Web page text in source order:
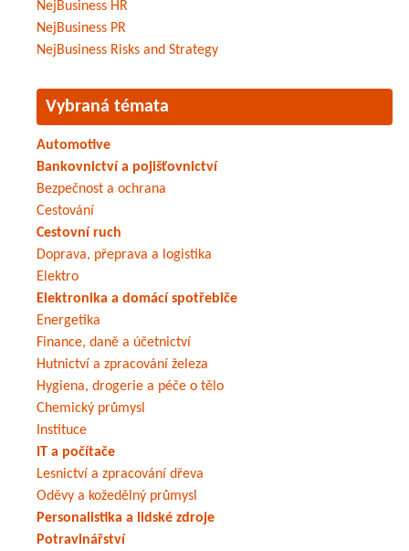
NejBusiness HR
NejBusiness PR
NejBusiness Risks and Strategy
Vybraná témata
Automotive
Bankovnictví a pojišťovnictví
Bezpečnost a ochrana
Cestování
Cestovní ruch
Doprava, přeprava a logistika
Elektro
Elektronika a domácí spotřebiče
Energetika
Finance, daně a účetnictví
Hutnictví a zpracování železa
Hygiena, drogerie a péče o tělo
Chemický průmysl
Instituce
IT a počítače
Lesnictví a zpracování dřeva
Oděvy a kožedělný průmysl
Personalistika a lidské zdroje
Potravinářství